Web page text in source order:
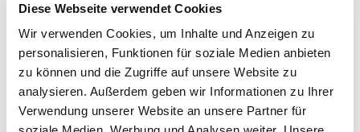
Diese Webseite verwendet Cookies
Wir verwenden Cookies, um Inhalte und Anzeigen zu
personalisieren, Funktionen für soziale Medien anbieten
zu können und die Zugriffe auf unsere Website zu
analysieren. Außerdem geben wir Informationen zu Ihrer
Verwendung unserer Website an unsere Partner für
Bildungsforum Falkenhagener Feld